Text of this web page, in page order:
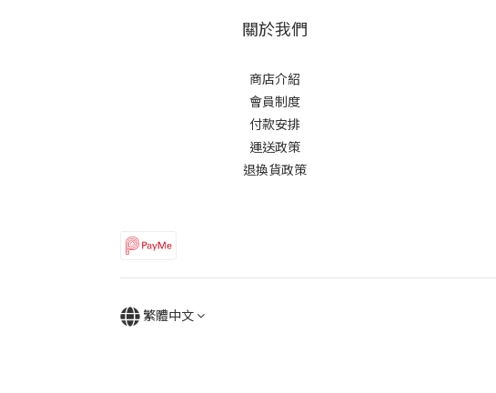
關於我們
商店介紹
會員制度
付款安排
運送政策
退換貨政策
繁體中文